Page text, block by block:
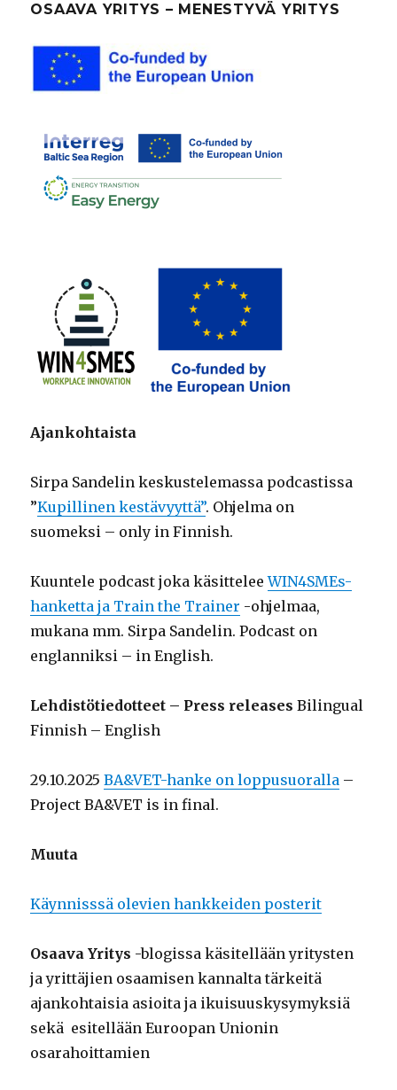
OSAAVA YRITYS – MENESTYVÄ YRITYS
Ajankohtaista
Sirpa Sandelin keskustelemassa podcastissa
”Kupillinen kestävyyttä”. Ohjelma on
suomeksi – only in Finnish.
Kuuntele podcast joka käsitteleeWIN4SMEs-
hanketta ja Train the Trainer -ohjelmaa,
mukana mm. Sirpa Sandelin. Podcast on
englanniksi – in English.
Lehdistötiedotteet – Press releasesBilingual
Finnish – English
29.10.2025BA&VET-hanke on loppusuoralla –
Project BA&VET is in final.
Muuta
Käynnisssä olevien hankkeiden posterit
Osaava Yritys -blogissa käsitellään yritysten
ja yrittäjien osaamisen kannalta tärkeitä
ajankohtaisia asioita ja ikuisuuskysymyksiä
sekä esitellään Euroopan Unionin
osarahoittamien